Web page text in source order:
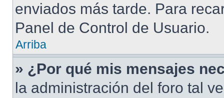
enviados más tarde. Para
Panel de Control de Usuario.
Arriba
» ¿Por qué mis mensajes
la administración del foro tal